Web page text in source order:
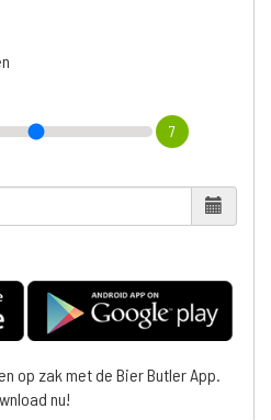
7
op zak met de Bier Butler App.
nu!